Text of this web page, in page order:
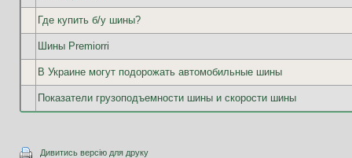
Где купить б/у шины?
Шины Premiorri
В Украине могут подорожать автомобильные шины
Показатели грузоподъемности шины и скорости шины
Дивитись версію для друку